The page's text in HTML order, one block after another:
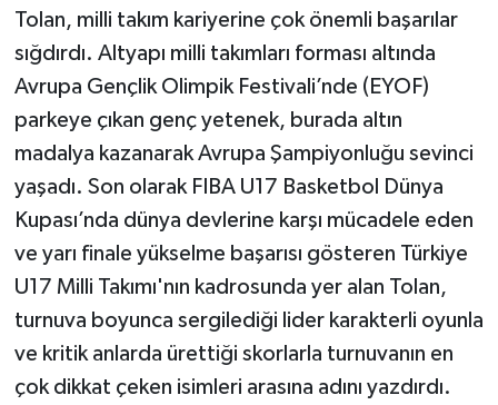
Tolan, milli takım kariyerine çok önemli başarılar
sığdırdı. Altyapı milli takımları forması altında
Avrupa Gençlik Olimpik Festivali’nde (EYOF)
parkeye çıkan genç yetenek, burada altın
madalya kazanarak Avrupa Şampiyonluğu sevinci
yaşadı. Son olarak FIBA U17 Basketbol Dünya
Kupası’nda dünya devlerine karşı mücadele eden
ve yarı finale yükselme başarısı gösteren Türkiye
U17 Milli Takımı'nın kadrosunda yer alan Tolan,
turnuva boyunca sergilediği lider karakterli oyunla
ve kritik anlarda ürettiği skorlarla turnuvanın en
çok dikkat çeken isimleri arasına adını yazdırdı.